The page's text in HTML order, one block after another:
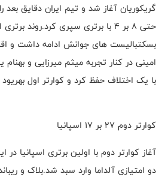
حتی ۸ بر ۴ با برتری سپری کرد.روند
بسکتبالیست های جوانش ادامه داشت و
امینی در کنار تجربه میثم میرزایی و بهنام
با یک اختلاف حفظ کرد و کوارتر اول بهریود ایران ۱۷ بر ۱۶
کوارتر دوم ۲۷ بر ۱۷ اسپانیا
آغاز کوارتر دوم با اولین برتری اسپانیا
دو امتیازی آلداما وارد سبد شد.بلاک و